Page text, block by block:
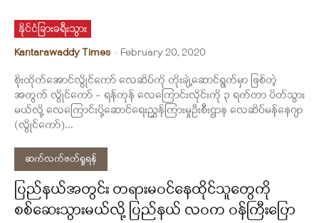
နိုင်ငံခြားခရီးသွား
Kantarawaddy Times - February 20, 2020
စိုးထိုက်အောင်လွိုင်ကော် လေဆိပ်ကို တိုးချဲ့ဆောင်ရွက်မှာ ဖြစ်တဲ့
အတွက် လွိုင်ကော် - ရန်ကုန် လေကြောင်းလိုင်းကို ၃ ရက်တာ ပိတ်သွား
မယ်လို့ လေကြောင်းပို့ဆောင်ရေးညွှန်ကြားမှုဦးစီးဌာန လေဆိပ်မန်နေဂျာ
(လွိုင်ကော်)...
ဆက်လက်ဖတ်ရှုရန်
ပြည်နယ်အတွင်း တရားမဝင်နေထိုင်သူတွေကို
စစ်ဆေးသွားမယ်လို့ ပြည်နယ် လဝက ဝန်ကြီးပြော